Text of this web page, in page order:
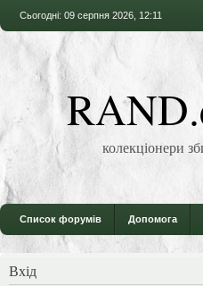
Сьогодні: 09 серпня 2026, 12:11
колекціонери
Список форумів Допомога
Вхід